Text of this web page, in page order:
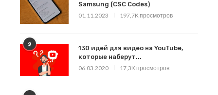
Samsung (CSC Codes)
01.11.2023
197,7K просмотров
2
130 идей для видео на YouTube,
которые наберут...
06.03.2020
17,3K просмотров